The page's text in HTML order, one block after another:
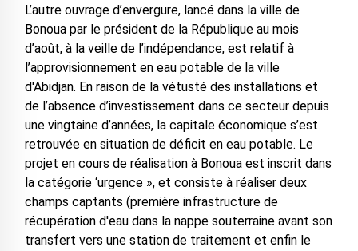
L’autre ouvrage d’envergure, lancé dans la ville de
Bonoua par le président de la République au mois
d’août, à la veille de l’indépendance, est relatif à
l’approvisionnement en eau potable de la ville
d'Abidjan. En raison de la vétusté des installations et
de l’absence d’investissement dans ce secteur depuis
une vingtaine d’années, la capitale économique s’est
retrouvée en situation de déficit en eau potable. Le
projet en cours de réalisation à Bonoua est inscrit dans
la catégorie ‘urgence », et consiste à réaliser deux
champs captants (première infrastructure de
récupération d'eau dans la nappe souterraine avant son
transfert vers une station de traitement et enfin le